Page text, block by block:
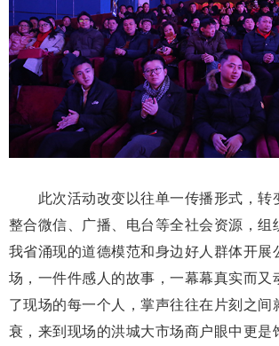
此次活动改变以往单一传播形式，转
整合微信、广播、电台等全社会资源，组
我省涌现的道德模范和身边好人群体开展
场，一件件感人的故事，一幕幕真实而又
了现场的每一个人，掌声往往在片刻之间
衰，来到现场的洪城大市场商户眼中更是